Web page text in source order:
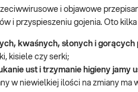
i objawowe
i przyspieszeniu gojenia. Oto
kwaśnych, słonych i gorących
kisiele czy serki;
ust i trzymanie higieny jamy
w niewielkiej ilości na zmiany ma